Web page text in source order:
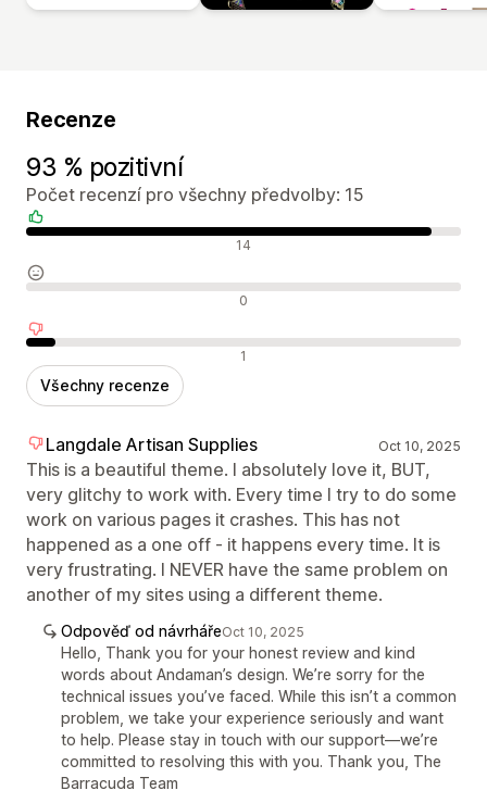
Recenze
93 % pozitivní
Počet recenzí pro všechny předvolby: 15
Pozitivní recenze 14
Neutrální recenze 0
Negativní recenze 1
Všechny recenze
Langdale Artisan Supplies Oct 10, 2025
This is a beautiful theme. I absolutely love it, BUT,
very glitchy to work with. Every time I try to do some
work on various pages it crashes. This has not
happened as a one off - it happens every time. It is
very frustrating. I NEVER have the same problem on
another of my sites using a different theme.
Odpověď od návrhářeOct 10, 2025
Hello, Thank you for your honest review and kind
words about Andaman’s design. We’re sorry for the
technical issues you’ve faced. While this isn’t a common
problem, we take your experience seriously and want
to help. Please stay in touch with our support—we’re
committed to resolving this with you. Thank you, The
Barracuda Team